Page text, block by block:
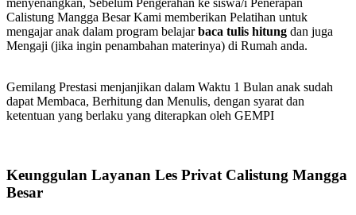
menyenangkan, Sebelum Pengerahan ke siswa/i Penerapan
Calistung Mangga Besar Kami memberikan Pelatihan untuk
mengajar anak dalam program belajarbaca tulis hitung dan juga
Mengaji (jika ingin penambahan materinya) di Rumah anda.
Gemilang Prestasi menjanjikan dalam Waktu 1 Bulan anak sudah
dapat Membaca, Berhitung dan Menulis, dengan syarat dan
ketentuan yang berlaku yang diterapkan oleh GEMPI
Keunggulan Layanan Les Privat Calistung Mangga
Besar